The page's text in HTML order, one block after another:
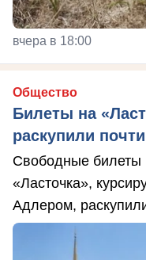
вчера в 18:00
Общество
Билеты на
раскупили
Свободные билеты
«Ласточка»,
Адлером,